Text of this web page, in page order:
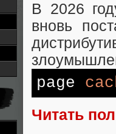
В 2026
вновь
page
Читать